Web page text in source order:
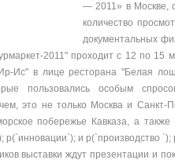
— 2011» в Москве,
количество
документальных
2011" проходит с 12 по 15
Ис" в лице ресторана "Белая
пользовались особым
это не только Москва и Санкт-
побережье Кавказа, а
p(`инновации`); и p(`производство
выставки ждут презентации и